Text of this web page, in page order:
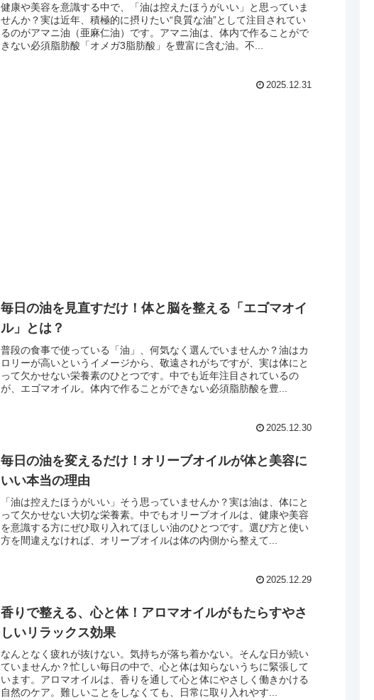
健康や美容を意識する中で、「油は控えたほうがいい」と思っていま
せんか？実は近年、積極的に摂りたい“良質な油”として注目されてい
るのがアマニ油（亜麻仁油）です。アマニ油は、体内で作ることがで
きない必須脂肪酸「オメガ3脂肪酸」を豊富に含む油。不...
2025.12.31
毎日の油を見直すだけ！体と脳を整える「エゴマオイ
ル」とは？
普段の食事で使っている「油」、何気なく選んでいませんか？油はカ
ロリーが高いというイメージから、敬遠されがちですが、実は体にと
って欠かせない栄養素のひとつです。中でも近年注目されているの
が、エゴマオイル。体内で作ることができない必須脂肪酸を豊...
2025.12.30
毎日の油を変えるだけ！オリーブオイルが体と美容に
いい本当の理由
「油は控えたほうがいい」そう思っていませんか？実は油は、体にと
って欠かせない大切な栄養素。中でもオリーブオイルは、健康や美容
を意識する方にぜひ取り入れてほしい油のひとつです。選び方と使い
方を間違えなければ、オリーブオイルは体の内側から整えて...
2025.12.29
香りで整える、心と体！アロマオイルがもたらすやさ
しいリラックス効果
なんとなく疲れが抜けない。気持ちが落ち着かない。そんな日が続い
ていませんか？忙しい毎日の中で、心と体は知らないうちに緊張して
います。アロマオイルは、香りを通して心と体にやさしく働きかける
自然のケア。難しいことをしなくても、日常に取り入れやす...